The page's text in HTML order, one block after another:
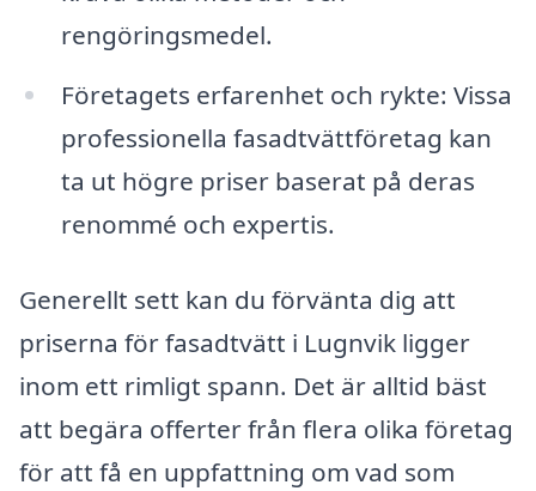
rengöringsmedel.
Företagets erfarenhet och rykte: Vissa
professionella fasadtvättföretag kan
ta ut högre priser baserat på deras
renommé och expertis.
Generellt sett kan du förvänta dig att
priserna för fasadtvätt i Lugnvik ligger
inom ett rimligt spann. Det är alltid bäst
att begära offerter från flera olika företag
för att få en uppfattning om vad som